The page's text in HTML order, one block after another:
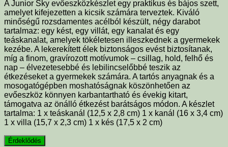
A Junior Sky evőeszközkészlet egy praktikus és bájos szett,
amelyet kifejezetten a kicsik számára terveztek. Kiváló
minőségű rozsdamentes acélból készült, négy darabot
tartalmaz: egy kést, egy villát, egy kanalat és egy
teáskanalat, amelyek tökéletesen illeszkednek a gyermekek
kezébe. A lekerekített élek biztonságos evést biztosítanak,
míg a finom, gravírozott motívumok – csillag, hold, felhő és
nap – élvezetesebbé és lebilincselőbbé teszik az
étkezéseket a gyermekek számára. A tartós anyagnak és a
mosogatógépben moshatóságnak köszönhetően az
evőeszköz könnyen karbantartható és évekig kitart,
támogatva az önálló étkezést barátságos módon. A készlet
tartalma: 1 x teáskanál (12,5 x 2,8 cm) 1 x kanál (16 x 3,4 cm)
1 x villa (15,7 x 2,3 cm) 1 x kés (17,5 x 2 cm)